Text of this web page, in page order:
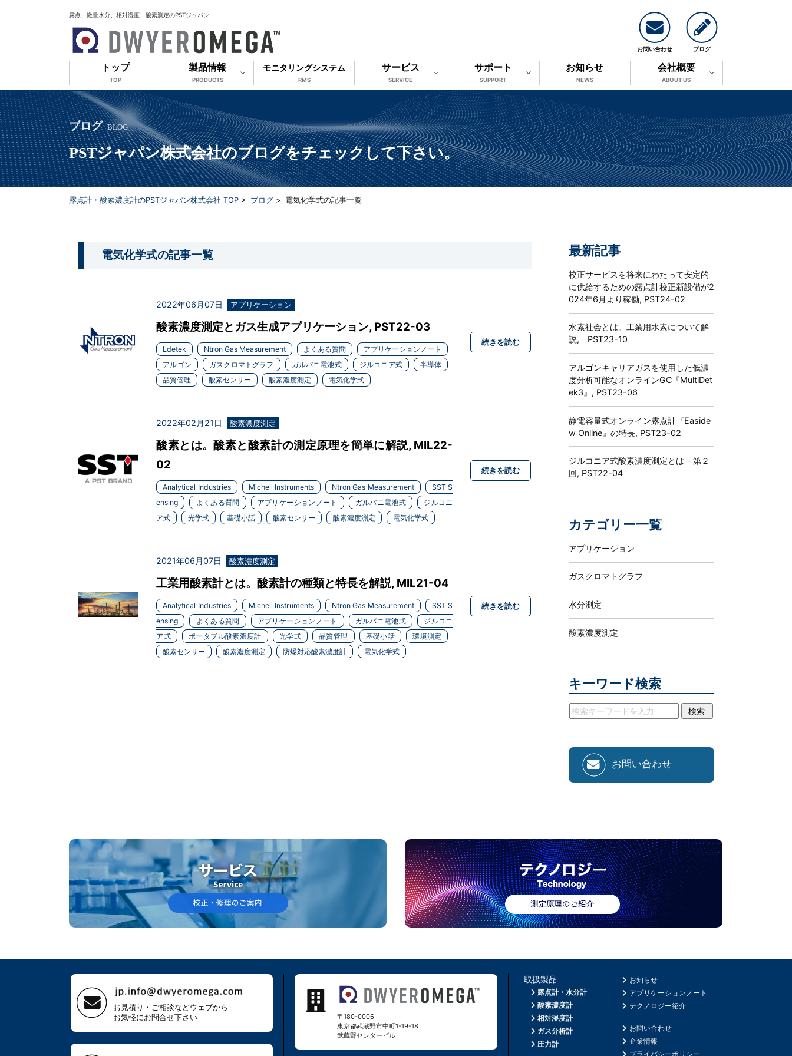
露点、微量水分、相対湿度、酸素測定のPSTジャパン
お問い合わせ ブログ
トップ
TOP
製品情報
PRODUCTS
モニタリングシステム
RMS
サービス
SERVICE
サポート
SUPPORT
お知らせ
NEWS
会社概要
ABOUT US
ブログ BLOG
PSTジャパン株式会社のブログをチェックして下さい。
露点計・酸素濃度計のPSTジャパン株式会社 TOP > ブログ > 電気化学式の記事一覧
電気化学式の記事一覧
2022年06月07日 アプリケーション
酸素濃度測定とガス生成アプリケーション, PST22-03
Ldetek Ntron Gas Measurement よくある質問
アプリケーションノート
アルゴン
ガスクロマトグラフ ガルバニ電池式 ジルコニア式
半導体
品質管理
酸素センサー 酸素濃度測定 電気化学式
続きを読む
2022年02月21日 酸素濃度測定
酸素とは。酸素と酸素計の測定原理を簡単に解説, MIL22-
02
Analytical Industries Michell Instruments Ntron Gas Measurement
SST S
ensing
よくある質問 アプリケーションノート ガルバニ電池式
ジルコニ
ア式
光学式 基礎小話 酸素センサー 酸素濃度測定 電気化学式
続きを読む
2021年06月07日 酸素濃度測定
工業用酸素計とは。酸素計の種類と特長を解説, MIL21-04
Analytical Industries Michell Instruments Ntron Gas Measurement
SST S
ensing
よくある質問 アプリケーションノート ガルバニ電池式
ジルコニ
ア式
ポータブル酸素濃度計 光学式 品質管理 基礎小話
環境測定
酸素センサー
酸素濃度測定 防爆対応酸素濃度計 電気化学式
続きを読む
最新記事
校正サービスを将来にわたって安定的
に供給するための露点計校正新設備が2
024年6月より稼働, PST24-02
水素社会とは。工業用水素について解
説, PST23-10
アルゴンキャリアガスを使用した低濃
度分析可能なオンラインGC『MultiDet
ek3』, PST23-06
静電容量式オンライン露点計『Easide
w Online』の特長, PST23-02
ジルコニア式酸素濃度測定とは – 第２
回, PST22-04
カテゴリー一覧
アプリケーション
ガスクロマトグラフ
水分測定
酸素濃度測定
キーワード検索
お問い合わせ
お見積り・ご相談などウェブから
お気軽にお問合せ下さい
〒180-0006
東京都武蔵野市中町1-19-18
武蔵野センタービル
取扱製品
露点計・水分計
酸素濃度計
相対湿度計
ガス分析計
圧力計
お知らせ
アプリケーションノート
テクノロジー紹介
お問い合わせ
企業情報
プライバシーポリシー